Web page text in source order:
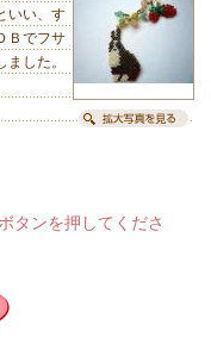
いい、す
Ｂでフサ
した。
タンを押してくださ